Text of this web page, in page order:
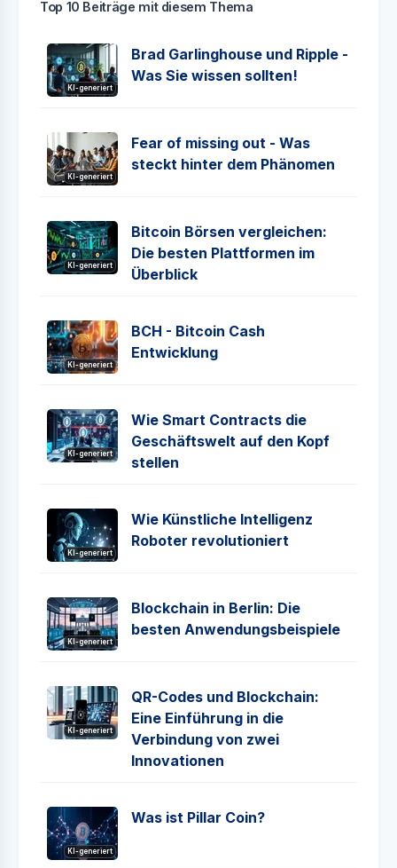
Top 10 Beiträge mit diesem Thema
KI-generiert
Brad Garlinghouse und Ripple -
Was Sie wissen sollten!
KI-generiert
Fear of missing out - Was
steckt hinter dem Phänomen
KI-generiert
Bitcoin Börsen vergleichen:
Die besten Plattformen im
Überblick
KI-generiert
BCH - Bitcoin Cash
Entwicklung
KI-generiert
Wie Smart Contracts die
Geschäftswelt auf den Kopf
stellen
KI-generiert
Wie Künstliche Intelligenz
Roboter revolutioniert
KI-generiert
Blockchain in Berlin: Die
besten Anwendungsbeispiele
KI-generiert
QR-Codes und Blockchain:
Eine Einführung in die
Verbindung von zwei
Innovationen
KI-generiert
Was ist Pillar Coin?